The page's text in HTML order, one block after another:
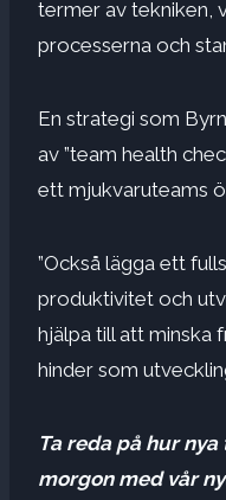
termer av tekniken,
processerna och
En strategi som
av ”team health
ett mjukvaruteams
”Också lägga ett
produktivitet och
hjälpa till att minska
hinder som
Ta reda på hur
morgon med vår